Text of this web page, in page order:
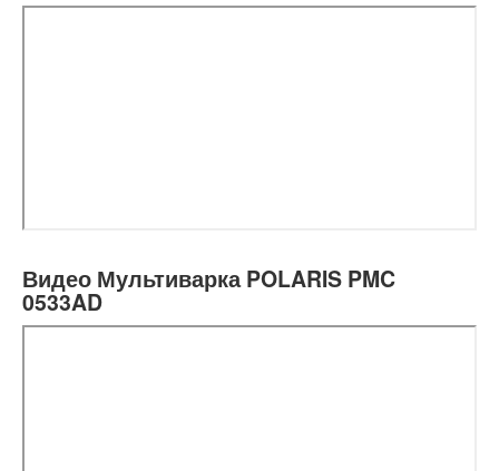
Видео Мультиварка POLARIS PMC
0533AD